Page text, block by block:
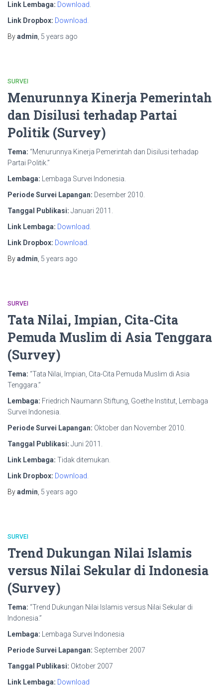
Link Lembaga: Download
Link Dropbox: Download.
Byadmin 5 years ago
SURVEI
Menurunnya Kinerja Pemerintah
dan Disilusi terhadap Partai
Politik (Survey)
Tema: “Menurunnya Kinerja Pemerintah dan Disilusi terhadap
Partai Politik.”
Lembaga: Lembaga Survei Indonesia.
Periode Survei Lapangan: Desember 2010.
Tanggal Publikasi: Januari 2011.
Link Lembaga: Download
Link Dropbox: Download
Byadmin 5 years ago
SURVEI
Tata Nilai, Impian, Cita-Cita
Pemuda Muslim di Asia Tenggara
(Survey)
Tema: “Tata Nilai, Impian, Cita-Cita Pemuda Muslim di Asia
Tenggara.”
Lembaga: Friedrich Naumann Stiftung, Goethe Institut, Lembaga
Survei Indonesia.
Periode Survei Lapangan: Oktober dan November 2010.
Tanggal Publikasi: Juni 2011.
Link Lembaga: Tidak ditemukan.
Link Dropbox: Download.
Byadmin 5 years ago
SURVEI
Trend Dukungan Nilai Islamis
versus Nilai Sekular di Indonesia
(Survey)
Tema: “Trend Dukungan Nilai Islamis versus Nilai Sekular di
Indonesia.”
Lembaga: Lembaga Survei Indonesia
Periode Survei Lapangan: September 2007
Tanggal Publikasi: Oktober 2007
Link Lembaga: Download